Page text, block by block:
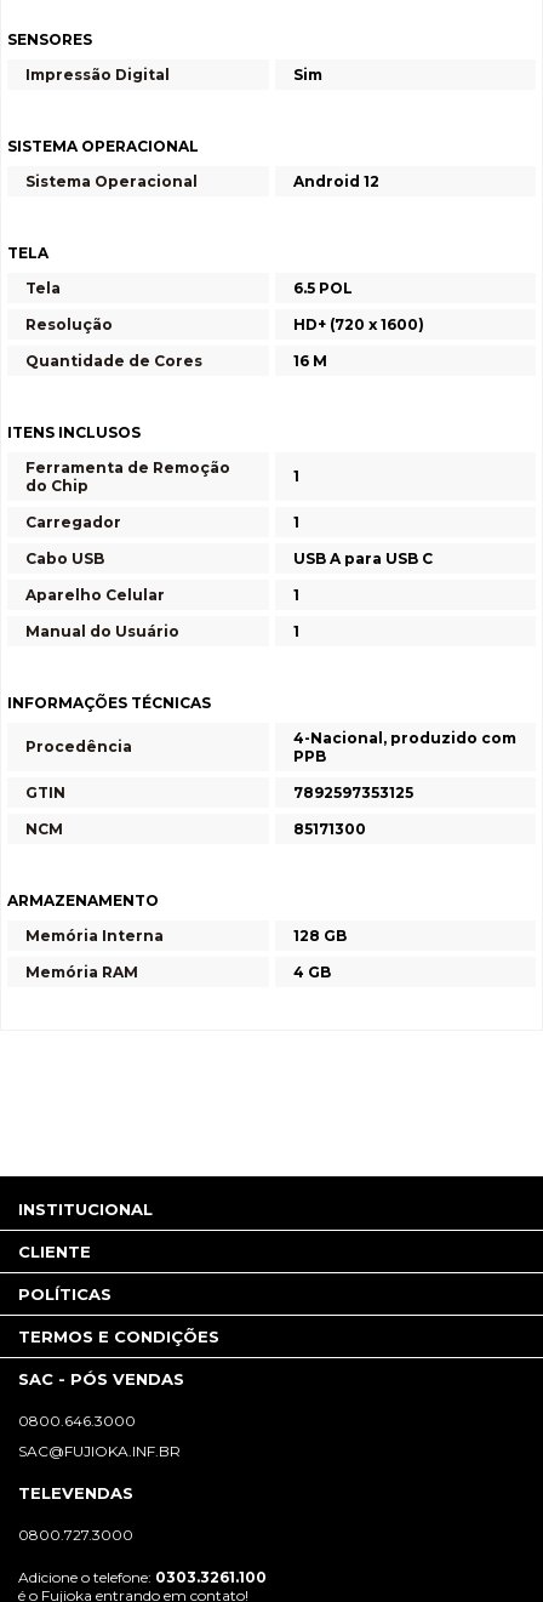
SENSORES
Impressão Digital
Sim
SISTEMA OPERACIONAL
Sistema Operacional
Android 12
TELA
Tela
6.5 POL
Resolução
HD+ (720 x 1600)
Quantidade de Cores
16 M
ITENS INCLUSOS
Ferramenta de Remoção
do Chip
1
Carregador
1
Cabo USB
USB A para USB C
Aparelho Celular
1
Manual do Usuário
1
INFORMAÇÕES TÉCNICAS
Procedência
4-Nacional, produzido com
PPB
GTIN
7892597353125
NCM
85171300
ARMAZENAMENTO
Memória Interna
128 GB
Memória RAM
4 GB
INSTITUCIONAL
CLIENTE
POLÍTICAS
TERMOS E CONDIÇÕES
SAC - PÓS VENDAS
0800.646.3000
SAC@FUJIOKA.INF.BR
TELEVENDAS
0800.727.3000
Adicione o telefone: 0303.3261.100
é o Fujioka entrando em contato!